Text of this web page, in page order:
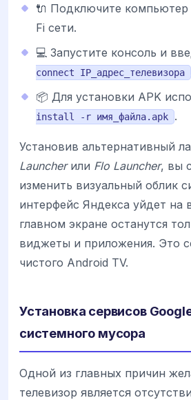
🔌 Подключите компьютер
Fi сети.
💻 Запустите консоль и
connect IP_адрес_телевизора
📦 Для установки APK
install -r имя_файла.apk
.
Установив альтернативный
Launcherили Flo Launcher, вы
изменить визуальный облик
интерфейс Яндекса уйдет на
главном экране останутся
виджеты и приложения. Это
чистого Android TV.
Установка сервисов
системного мусора
Одной из главных причин
телевизор является